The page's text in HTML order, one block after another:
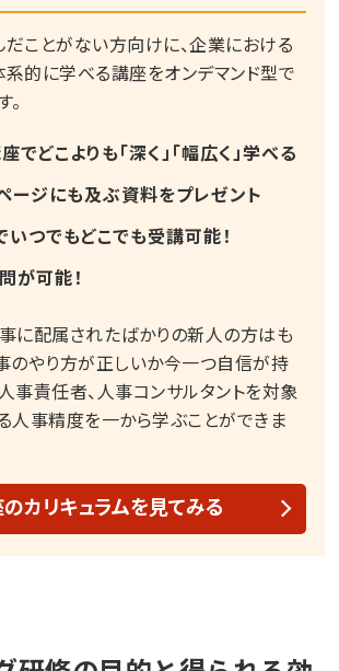
ことがない方向けに、企業における
的に学べる講座をオンデマンド型で
どこよりも「深く」「幅広く」学べる
ージにも及ぶ資料をプレゼント
いつでもどこでも受講可能！
が可能！
に配属されたばかりの新人の方はも
のやり方が正しいか今一つ自信が持
事責任者、人事コンサルタントを対象
人事精度を一から学ぶことができま
カリキュラムを見てみる